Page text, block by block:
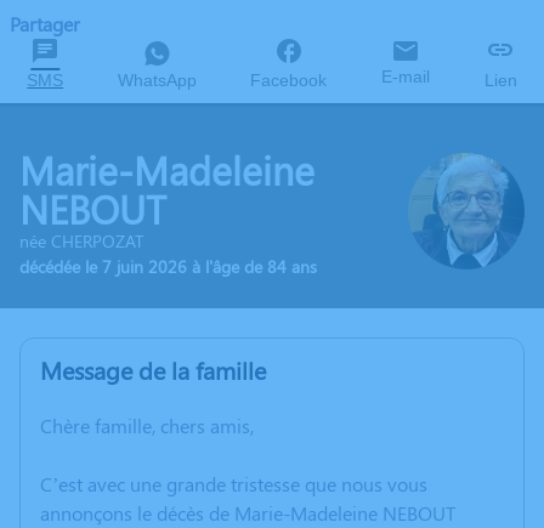
Partager
SMS WhatsApp Facebook E-mail Lien
Marie-Madeleine
NEBOUT
née CHERPOZAT
décédée le 7 juin 2026 à l'âge de 84 ans
Message de la famille
Chère famille, chers amis,
C’est avec une grande tristesse que nous vous
annonçons le décès de Marie-Madeleine NEBOUT